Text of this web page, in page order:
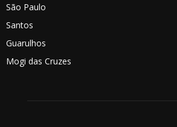
São Paulo
Santos
Guarulhos
Mogi das Cruzes